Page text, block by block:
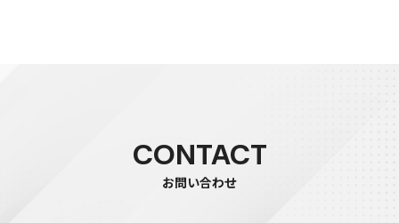
CONTACT
お問い合わせ